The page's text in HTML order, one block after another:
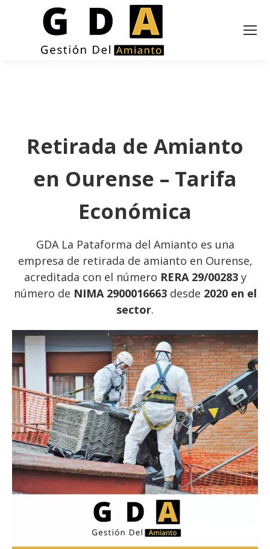
Retirada de Amianto
en Ourense – Tarifa
Económica
GDA La Pataforma del Amianto es una
empresa de retirada de amianto en Ourense,
acreditada con el número RERA 29/00283 y
número de NIMA 2900016663desde 2020 en el
sector.